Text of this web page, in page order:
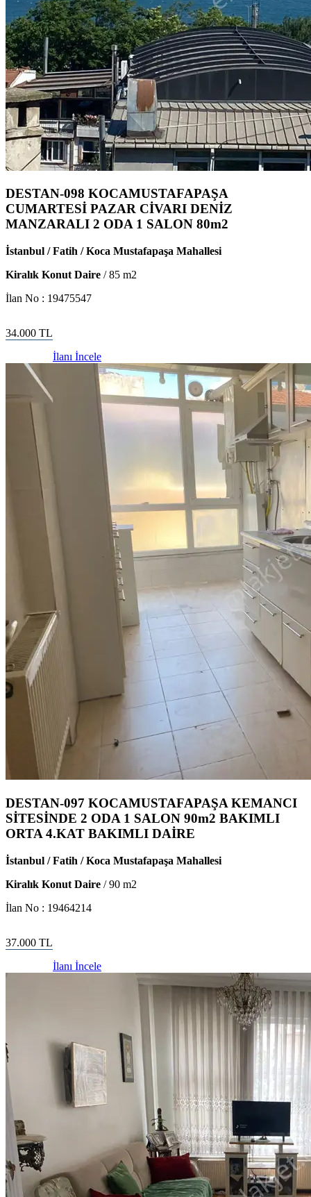
DESTAN-098 KOCAMUSTAFAPAŞA
CUMARTESİ PAZAR CİVARI DENİZ
MANZARALI 2 ODA 1 SALON 80m2
İstanbul / Fatih / Koca Mustafapaşa Mahallesi
Kiralık Konut Daire /85 m2
İlan No : 19475547
34.000 TL
İlanı İncele
DESTAN-097 KOCAMUSTAFAPAŞA KEMANCI
SİTESİNDE 2 ODA 1 SALON 90m2 BAKIMLI
ORTA 4.KAT BAKIMLI DAİRE
İstanbul / Fatih / Koca Mustafapaşa Mahallesi
Kiralık Konut Daire /90 m2
İlan No : 19464214
37.000 TL
İlanı İncele